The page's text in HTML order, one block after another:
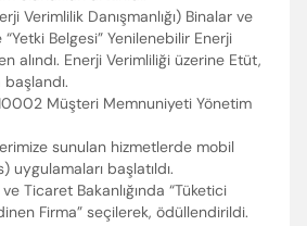
Verimlilik Danışmanlığı) Binalar ve
Belgesi” Yenilenebilir Enerji
alındı. Enerji Verimliliği üzerine Etüt,
Müşteri Memnuniyeti Yönetim
sunulan hizmetlerde mobil
uygulamaları başlatıldı.
Ticaret Bakanlığında “Tüketici
Firma” seçilerek, ödüllendirildi.